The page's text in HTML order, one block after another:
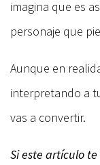
imagina que es
personaje que
Aunque en
interpretando a
vas a convertir.
Si este artículo